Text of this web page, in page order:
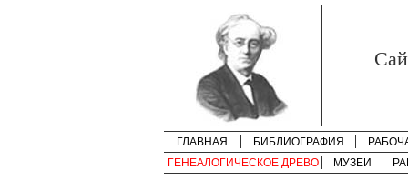
ГЛАВНАЯ БИБЛИОГРАФИЯ
ГЕНЕАЛОГИЧЕСКОЕ ДРЕВО
МУЗЕИ